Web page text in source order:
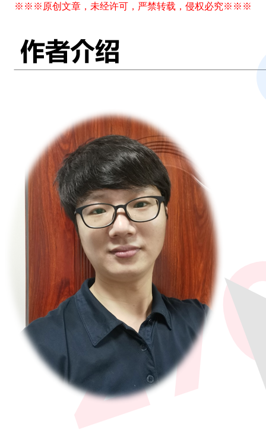
※※※原创文章，未经许可，严禁转载，侵权必究※※※